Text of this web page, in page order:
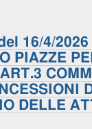
16/4/2026
PIAZZE
DELLE